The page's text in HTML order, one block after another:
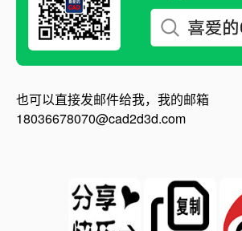
也可以直接发邮件给我，我的邮箱
18036678070@cad2d3d.com